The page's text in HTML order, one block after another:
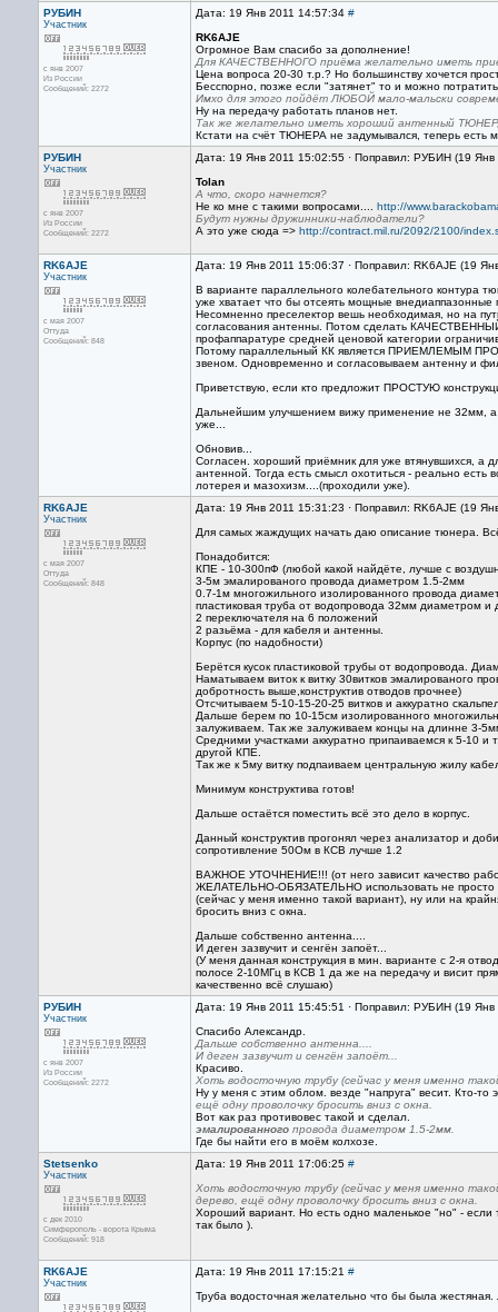
РУБИН
Участник
с янв 2007
Из России
Сообщений: 2272
Дата: 19 Янв 2011 14:57:34 #
RK6AJE
Огромное Вам спасибо за дополнение!
Для КАЧЕСТВЕННОГО приёма желательно иметь
Цена вопроса 20-30 т.р.? Но большинству хочется
Бесспорно, позже если "затянет" то и можно
Имхо для этого пойдёт ЛЮБОЙ мало-мальски
Ну на передачу работать планов нет.
Так же желательно иметь хороший антенный
Кстати на счёт ТЮНЕРА не задумывался, теперь есть
РУБИН
Участник
с янв 2007
Из России
Сообщений: 2272
Дата: 19 Янв 2011 15:02:55 · Поправил: РУБИН (19
Tolan
А что, скоро начнется?
Не ко мне с такими вопросами.... http://
Будут нужны дружинники-наблюдатели?
А это уже сюда => http://contract.mil.ru/2092/2100/
RK6AJE
Участник
с мая 2007
Оттуда
Сообщений: 848
Дата: 19 Янв 2011 15:06:37 · Поправил: RK6AJE (19
В варианте параллельного колебательного контура
уже хватает что бы отсеять мощные внедиаппазонные
Несомненно преселектор вешь необходимая, но на
согласования антенны. Потом сделать
профаппаратуре средней ценовой категории
Потому параллельный КК является ПРИЕМЛЕМЫМ
звеном. Одновременно и согласовываем антенну и
Приветствую, если кто предложит ПРОСТУЮ
Дальнейшим улучшением вижу применение не 32мм, а
уже...
Обновив...
Согласен. хороший приёмник для уже втянувшихся,
антенной. Тогда есть смысл охотиться - реально
лотерея и мазохизм....(проходили уже).
RK6AJE
Участник
с мая 2007
Оттуда
Сообщений: 848
Дата: 19 Янв 2011 15:31:23 · Поправил: RK6AJE (19
Для самых жаждущих начать даю описание тюнера.
Понадобится:
КПЕ - 10-300пФ (любой какой найдёте, лучше с
3-5м эмалированого провода диаметром 1.5-2мм
0.7-1м многожильного изолированного провода
пластиковая труба от водопровода 32мм диаметром
2 переключателя на 6 положений
2 разьёма - для кабеля и антенны.
Корпус (по надобности)
Берётся кусок пластиковой трубы от водопровода.
Наматываем виток к витку 30витков эмалированого
добротность выше,конструктив отводов прочнее)
Отсчитываем 5-10-15-20-25 витков и аккуратно
Дальше берем по 10-15см изолированного
залуживаем. Так же залуживаем концы на длинне 3-
Средними участками аккуратно припаиваемся к 5-10
другой КПЕ.
Так же к 5му витку подпаиваем центральную жилу
Минимум конструктива готов!
Дальше остаётся поместить всё это дело в корпус.
Данный конструктив прогонял через анализатор и
сопротивление 50Ом в КСВ лучше 1.2
ВАЖНОЕ УТОЧНЕНИЕ!!! (от него зависит качество
ЖЕЛАТЕЛЬНО-ОБЯЗАТЕЛЬНО использовать не просто 1
(сейчас у меня именно такой вариант), ну или на
бросить вниз с окна.
Дальше собственно антенна....
И деген зазвучит и сенгён запоёт...
(У меня данная конструкция в мин. варианте с 2-я
полосе 2-10МГц в КСВ 1 да же на передачу и висит
качественно всё слушаю)
РУБИН
Участник
с янв 2007
Из России
Сообщений: 2272
Дата: 19 Янв 2011 15:45:51 · Поправил: РУБИН (19
Спасибо Александр.
Дальше собственно антенна....
И деген зазвучит и сенгён запоёт...
Красиво.
Хоть водосточную трубу (сейчас у меня именно
Ну у меня с этим облом. везде "напруга" весит. Кто-то
ещё одну проволочку бросить вниз с окна.
Вот как раз противовес такой и сделал.
эмалированного провода диаметром 1.5-2мм.
Где бы найти его в моём колхозе.
Stetsenko
Участник
с дек 2010
Симферополь - ворота Крыма
Сообщений: 918
Дата: 19 Янв 2011 17:06:25 #
Хоть водосточную трубу (сейчас у меня именно
дерево, ещё одну проволочку бросить вниз с окна.
Хороший вариант. Но есть одно маленькое "но" - если
так было ).
RK6AJE
Участник
Дата: 19 Янв 2011 17:15:21 #
Труба водосточная желательно что бы была